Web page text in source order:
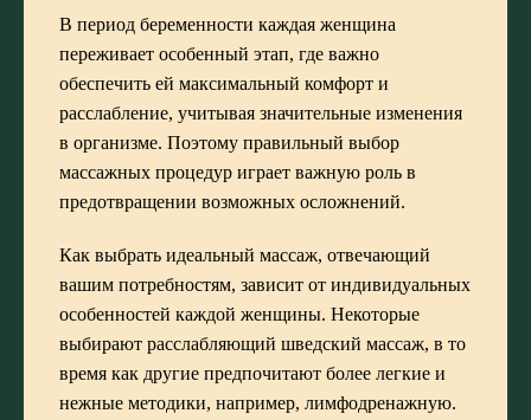
В период беременности каждая женщина
переживает особенный этап, где важно
обеспечить ей максимальный комфорт и
расслабление, учитывая значительные изменения
в организме. Поэтому правильный выбор
массажных процедур играет важную роль в
предотвращении возможных осложнений.
Как выбрать идеальный массаж, отвечающий
вашим потребностям, зависит от индивидуальных
особенностей каждой женщины. Некоторые
выбирают расслабляющий шведский массаж, в то
время как другие предпочитают более легкие и
нежные методики, например, лимфодренажную.